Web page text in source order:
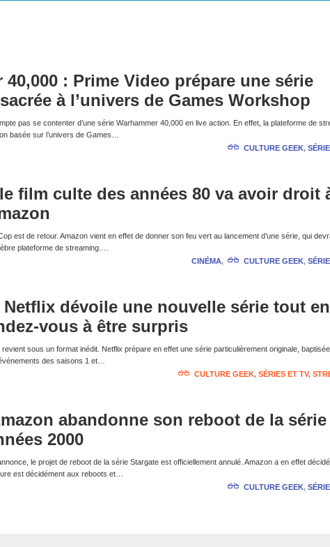
40,000 : Prime Video prépare une série
à l’univers de Games Workshop
pas se contenter d’une série Warhammer 40,000 en live action. En effet, la plateforme de
basée sur l’univers de Games…
CULTURE GEEK,
film culte des années 80 va avoir droit
est de retour. Amazon vient en effet de donner son feu vert au lancement d’une série, qui
plateforme de streaming.…
CINÉMA, CULTURE GEEK,
Netflix dévoile une nouvelle série tout en
vous à être surpris
sous un format inédit. Netflix prépare en effet une série particulièrement originale,
des saisons 1 et…
CULTURE GEEK, SÉRIES ET TV,
abandonne son reboot de la série
2000
le projet de reboot de la série Stargate est officiellement annulé. Amazon a en effet décidé
est décidément aux reboots et…
CULTURE GEEK,